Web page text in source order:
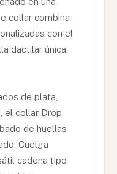
collar combina
con el
dactilar única
de plata,
el collar Drop
de huellas
Cuelga
cadena tipo